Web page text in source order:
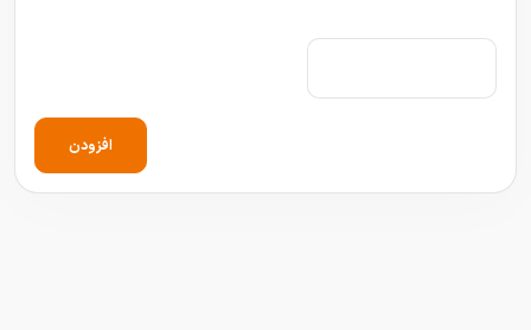
افزودن